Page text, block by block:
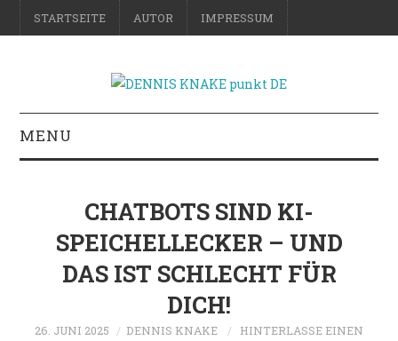
STARTSEITE AUTOR IMPRESSUM
MENU
DO-IT-YOURSELF
SCIENCE & FICTION
CHATBOTS SIND KI-
SPEICHELLECKER – UND
DAS IST SCHLECHT FÜR
DICH!
26. JUNI 2025 DENNIS KNAKE
HINTERLASSE EINEN